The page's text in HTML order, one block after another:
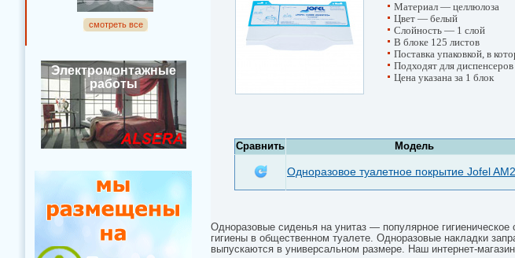
Материал — целлюлоза
Цвет — белый
Слойность — 1 слой
В блоке 125 листов
Поставка упаковкой, в
Подходят для
Цена указана за 1 блок
Сравнить Модель
Одноразовое туалетное покрытие Jofel
Одноразовые сиденья на унитаз — популярное
гигиены в общественном туалете. Одноразовые накладки
выпускаются в универсальном размере. Наш интернет-
смотреть все
Электромонтажные
работы